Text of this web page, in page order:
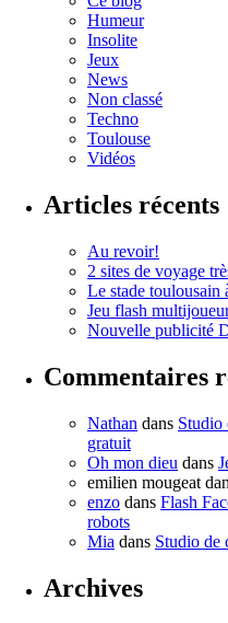
Humeur
Insolite
Jeux
News
Non classé
Techno
Toulouse
Vidéos
Articles récents
Au revoir!
2 sites de voyage
Le stade toulousain
Jeu flash
Nouvelle publicité
Commentaires
Nathan dans Studio
gratuit
Oh mon dieu dans
emilien mougeat
enzo dans Flash
robots
Mia dans Studio de
Archives